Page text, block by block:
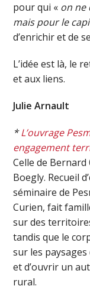
pour qui « on ne
mais pour le
d’enrichir et de
L’idée est là, le
et aux liens.
Julie Arnault
*L’ouvrage
engagement
Celle de
Boegly. Recueil
séminaire de
Curien, fait
sur des
tandis que le
sur les paysages
et d’ouvrir un
rural.